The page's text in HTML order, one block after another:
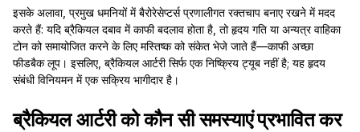
इसके अलावा, प्रमुख धमनियों में बैरोरेसेप्टर्स प्रणालीगत रक्तचाप बनाए रखने में मदद
करते हैं: यदि ब्रैकियल दबाव में काफी बदलाव होता है, तो हृदय गति या अन्यत्र वाहिका
टोन को समायोजित करने के लिए मस्तिष्क को संकेत भेजे जाते हैं—काफी अच्छा
फीडबैक लूप। इसलिए, ब्रैकियल आर्टरी सिर्फ एक निष्क्रिय ट्यूब नहीं है; यह हृदय
संबंधी विनियमन में एक सक्रिय भागीदार है।
ब्रैकियल आर्टरी को कौन सी समस्याएं प्रभावित कर